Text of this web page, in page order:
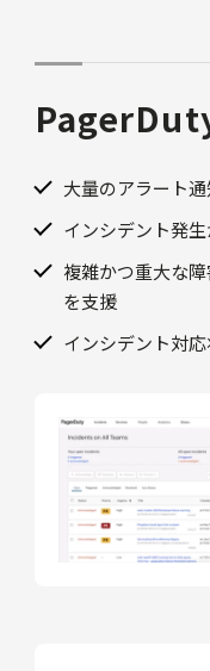
大量のアラート
インシデント発
複雑かつ重大な
を支援
インシデント対